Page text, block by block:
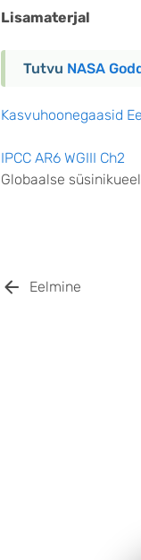
Lisamaterjal
Tutvu NASA
Kasvuhoonegaasid
IPCC AR6 WGIII Ch2
Globaalse
Eelmine